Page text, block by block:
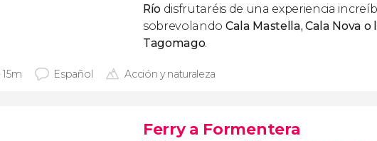
Río disfrutaréis de una experiencia
sobrevolando Cala Mastella, Cala Nova o
Tagomago.
15m Español Acción y naturaleza
Ferry a Formentera